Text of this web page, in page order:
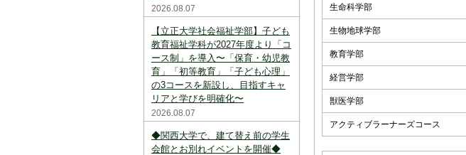
2026.08.07
【立正大学社会福祉学部】子ども
教育福祉学科が2027年度より「コ
ース制」を導入〜「保育・幼児教
育」「初等教育」「子ども心理」
の3コースを新設し、目指すキャ
リアと学びを明確化〜
2026.08.07
◆関西大学で、建て替え前の学生
会館とお別れイベントを開催◆
生命科学部
生物地球学部
教育学部
経営学部
獣医学部
アクティブラーナーズコース